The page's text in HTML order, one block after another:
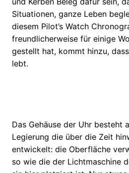
Situationen, ganze Leben
diesem Pilot’s Watch
freundlicherweise für einige
gestellt hat, kommt hinzu,
lebt.
Das Gehäuse der Uhr besteht
Legierung die über die Zeit
entwickelt: die Oberfläche
so wie die der Lichtmaschine